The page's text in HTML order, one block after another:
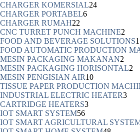
CHARGER KOMERSIAL24
CHARGER PORTABEL6
CHARGER RUMAH22
CNC TURRET PUNCH MACHINE2
FOOD AND BEVERAGE SOLUTIONS
FOOD AUTOMATIC PRODUCTION
MESIN PACKAGING MAKANAN2
MESIN PACKAGING HORISONTAL2
MESIN PENGISIAN AIR10
TISSUE PAPER PRODUCTION
INDUSTRIAL ELECTRIC HEATER3
CARTRIDGE HEATERS3
IOT SMART SYSTEM56
IOT SMART AGRICULTURAL